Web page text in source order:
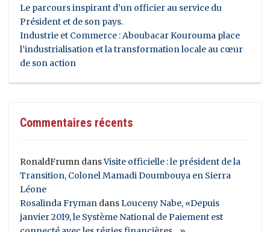
Le parcours inspirant d’un officier au service du
Président et de son pays.
Industrie et Commerce : Aboubacar Kourouma place
l’industrialisation et la transformation locale au cœur
de son action
Commentaires récents
RonaldFrumn dansVisite officielle : le président de la
Transition, Colonel Mamadi Doumbouya en Sierra
Léone
Rosalinda Fryman dansLouceny Nabe, «Depuis
janvier 2019, le Système National de Paiement est